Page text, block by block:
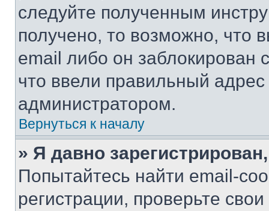
следуйте полученным
получено, то возможно, что
email либо он
что ввели правильный адрес
администратором.
Вернуться к началу
» Я давно
Попытайтесь найти email-
регистрации, проверьте